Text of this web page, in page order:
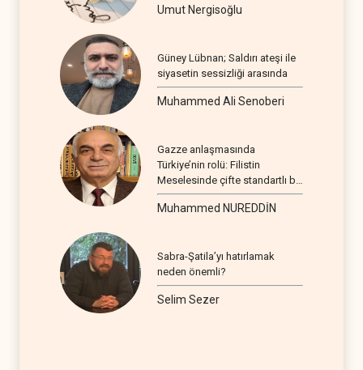
Umut Nergisoğlu
Güney Lübnan; Saldırı ateşi ile
siyasetin sessizliği arasında
Muhammed Ali Senoberi
Gazze anlaşmasında
Türkiye’nin rolü: Filistin
Meselesinde çifte standartlı bir
seyir
Muhammed NUREDDİN
Sabra-Şatila’yı hatırlamak
neden önemli?
Selim Sezer